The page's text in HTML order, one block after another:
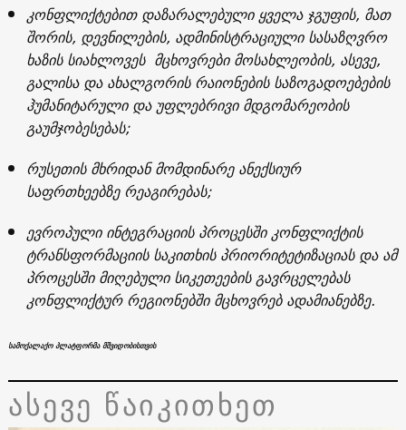
კონფლიქტებით დაზარალებული ყველა ჯგუფის, მათ
შორის, დევნილების, ადმინისტრაციული სასაზღვრო
ხაზის სიახლოვეს მცხოვრები მოსახლეობის, ასევე,
გალისა და ახალგორის რაიონების საზოგადოებების
ჰუმანიტარული და უფლებრივი მდგომარეობის
გაუმჯობესებას;
რუსეთის მხრიდან მომდინარე ანექსიურ
საფრთხეებზე რეაგირებას;
ევროპული ინტეგრაციის პროცესში კონფლიქტის
ტრანსფორმაციის საკითხის პრიორიტეტიზაციას და ამ
პროცესში მიღებული სიკეთეების გავრცელებას
კონფლიქტურ რეგიონებში მცხოვრებ ადამიანებზე.
სამოქალაქო პლატფორმა მშვიდობისთვის
ასევე წაიკითხეთ